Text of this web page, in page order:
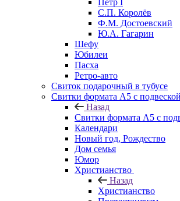
Петр I
С.П. Королёв
Ф.М. Достоевский
Ю.А. Гагарин
Шефу
Юбилеи
Пасха
Ретро-авто
Свиток подарочный в тубусе
Свитки формата А5 с
Назад
Свитки формата А5 с
Календари
Новый год, Рождество
Дом семья
Юмор
Христианство
Назад
Христианство